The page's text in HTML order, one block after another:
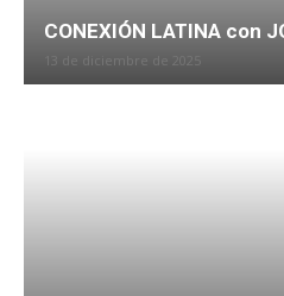
CONEXIÓN LATINA con
13 de diciembre de 2025